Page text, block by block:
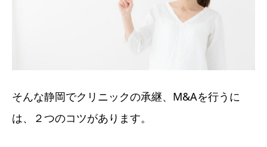
そんな静岡でクリニックの承継、M&Aを行うに
は、２つのコツがあります。